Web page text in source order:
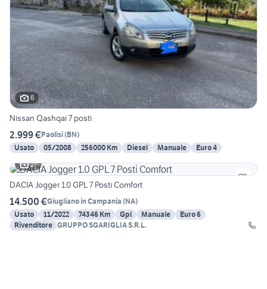
6
Nissan Qashqai 7 posti
2.999 €Paolisi(BN)
Usato
05/2008 256000 Km Diesel Manuale
Euro 4
27
DACIA Jogger 1.0 GPL 7 Posti Comfort
14.500 €Giugliano in Campania (NA)
Usato
11/2022 74346 Km Gpl Manuale
Euro 6
Rivenditore GRUPPO SGARIGLIA S.R.L.